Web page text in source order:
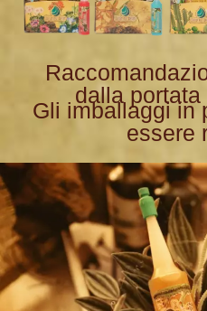
dalla
Gli imballaggi in
essere